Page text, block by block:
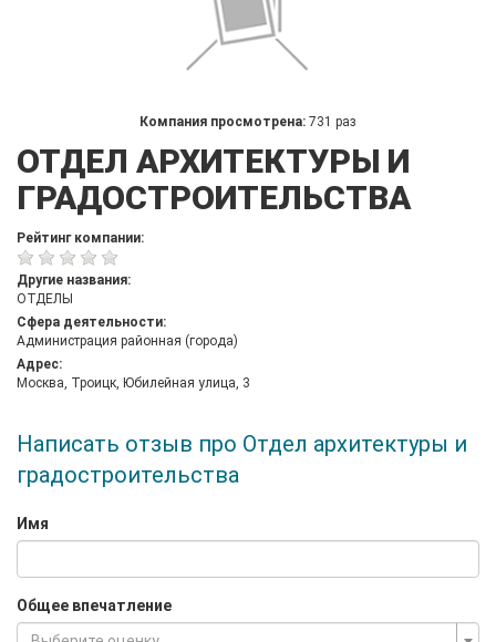
Компания просмотрена: 731 раз
ОТДЕЛ АРХИТЕКТУРЫ И
ГРАДОСТРОИТЕЛЬСТВА
Рейтинг компании:
Другие названия:
ОТДЕЛЫ
Сфера деятельности:
Администрация районная (города)
Адрес:
Москва, Троицк, Юбилейная улица, 3
Написать отзыв про Отдел архитектуры и
градостроительства
Имя
Общее впечатление